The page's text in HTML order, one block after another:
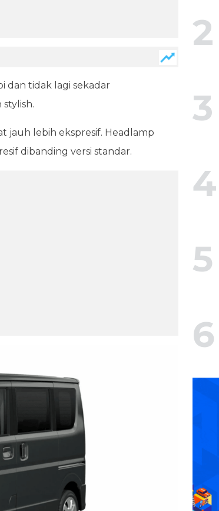
dan tidak lagi sekadar
jauh lebih ekspresif. Headlamp
dibanding versi standar.
2
3
4
5
6